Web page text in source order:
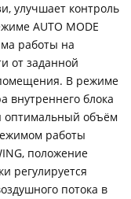
улучшает контроль
AUTO MODE
работы на
от заданной
В режиме
внутреннего блока
оптимальный объём
работы
положение
регулируется
потока в